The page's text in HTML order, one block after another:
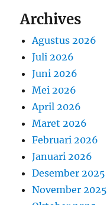
Archives
Agustus 2026
Juli 2026
Juni 2026
Mei 2026
April 2026
Maret 2026
Februari 2026
Januari 2026
Desember 2025
November 2025